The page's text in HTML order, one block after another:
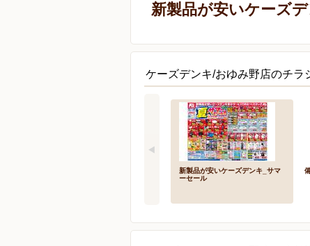
新製品が安いケーズ
ケーズデンキ/おゆみ野店のチ
新製品が安いケーズデンキ_サマ
ーセール